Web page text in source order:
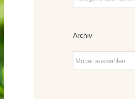
Archiv
Archiv